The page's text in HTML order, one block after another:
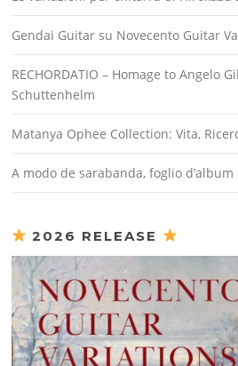
Gendai Guitar su Novecento Guitar
RECHORDATIO – Homage to Angelo
Schuttenhelm
Matanya Ophee Collection: Vita,
A modo de sarabanda, foglio d’album
2026 RELEASE